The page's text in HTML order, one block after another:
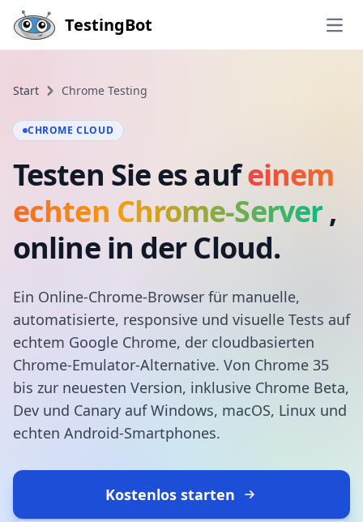
Skip to main content
TestingBot
Start Chrome Testing
CHROME CLOUD
Testen Sie es aufeinem
echten Chrome-Server ,
online in der Cloud.
Ein Online-Chrome-Browser für manuelle,
automatisierte, responsive und visuelle Tests auf
echtem Google Chrome, der cloudbasierten
Chrome-Emulator-Alternative. Von Chrome 35
bis zur neuesten Version, inklusive Chrome Beta,
Dev und Canary auf Windows, macOS, Linux und
echten Android-Smartphones.
Kostenlos starten